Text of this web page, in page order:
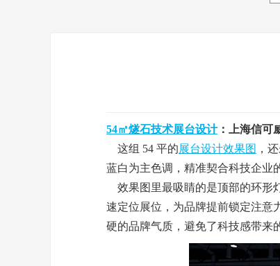
54㎡燧石技术展台设计：
上海信可
这组 54 平的展台设计效果图 ，
蓝白为主色调，精准契合科技企业
效果图里最吸睛的是顶部的环形
速定位展位，为品牌提前锁定注意
硬的品牌气质，避免了科技感带来